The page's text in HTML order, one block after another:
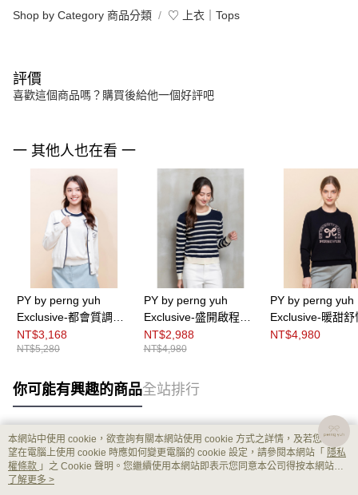
Shop by Category 商品分類 ♡ 上衣｜Tops
評價
喜歡這個商品嗎？購買後給他一個好評吧
一 其他人也在看 一
PY by perng yuh
Exclusive-都會質調繡
飾針織外套
NT$3,168
NT$5,280
PY by perng yuh
Exclusive-盛開啟程織
紋配條針織衫
NT$2,988
NT$4,980
PY by perng yuh
Exclusive-暖甜舒
花珠飾針織衫
NT$4,980
你可能有興趣的商品全站排行
熱門標籤
本網站中使用 cookie，欲查詢有關本網站使用 cookie 方式之詳情，及若您不希
望在電腦上使用 cookie 時應如何變更電腦的 cookie 設定，請參閱本網站「 隱私
權條款 」之 Cookie 聲明。您繼續使用本網站即表示您同意本公司得按本網站使
用條款之 Cookie 聲明使用 cookie。
了解更多 >